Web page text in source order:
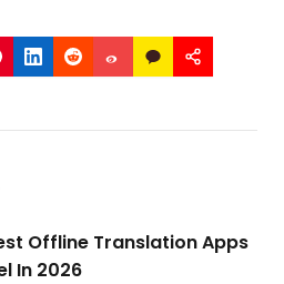
Offline Translation Apps
In 2026